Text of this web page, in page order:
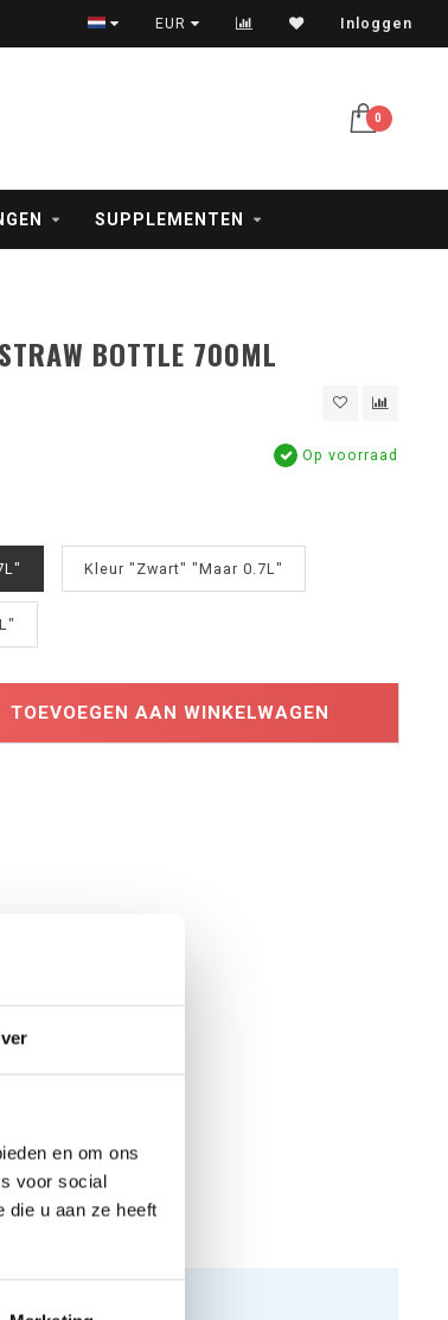
en om ons
voor social
die u aan ze heeft
Veilig betalen met iDeal, creditcard en PayPal
EUR Inloggen
0
SUPPLEMENTEN
BOTTLE 700ML
Op voorraad
Kleur "Zwart" "Maar 0.7L"
TOEVOEGEN AAN WINKELWAGEN